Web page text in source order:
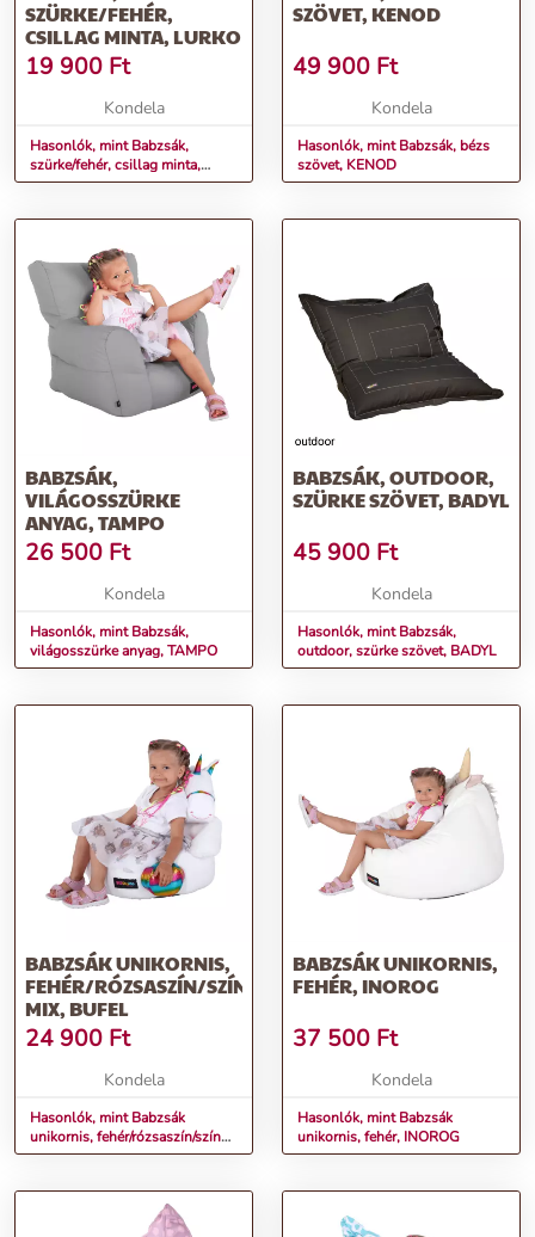
SZÜRKE/FEHÉR,
CSILLAG MINTA, LURKO
19 900 Ft
Kondela
Hasonlók, mint Babzsák,
szürke/fehér, csillag minta,
LURKO
SZÖVET, KENOD
49 900 Ft
Kondela
Hasonlók, mint Babzsák, bézs
szövet, KENOD
BABZSÁK,
VILÁGOSSZÜRKE
ANYAG, TAMPO
26 500 Ft
Kondela
Hasonlók, mint Babzsák,
világosszürke anyag, TAMPO
BABZSÁK, OUTDOOR,
SZÜRKE SZÖVET, BADYL
45 900 Ft
Kondela
Hasonlók, mint Babzsák,
outdoor, szürke szövet, BADYL
BABZSÁK UNIKORNIS,
FEHÉR/RÓZSASZÍN/SZÍN
MIX, BUFEL
24 900 Ft
Kondela
Hasonlók, mint Babzsák
unikornis, fehér/rózsaszín/szín
mix, BUFEL
BABZSÁK UNIKORNIS,
FEHÉR, INOROG
37 500 Ft
Kondela
Hasonlók, mint Babzsák
unikornis, fehér, INOROG